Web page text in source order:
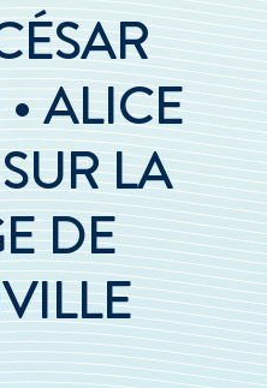
ALICE
LA
DE